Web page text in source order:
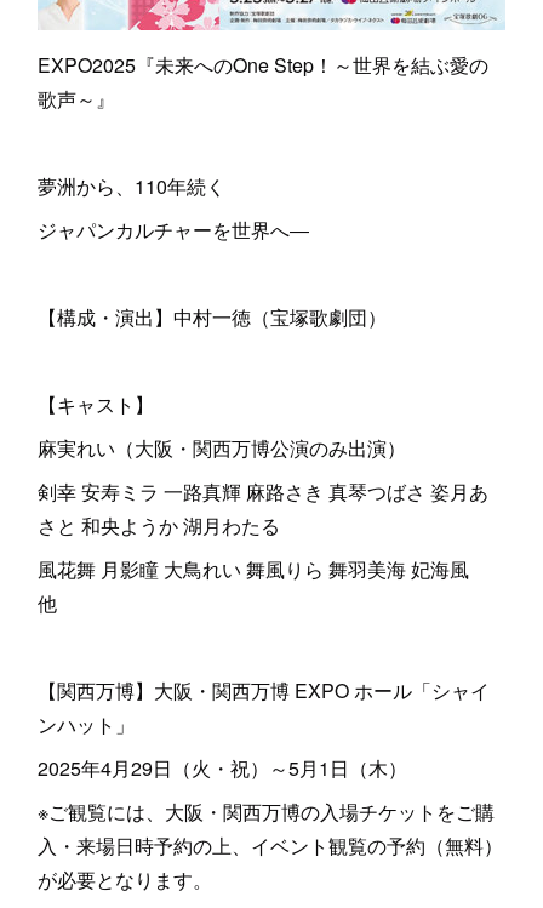
EXPO2025『未来へのOne Step！～世界を結ぶ愛の
歌声～』
夢洲から、110年続く
ジャパンカルチャーを世界へ―
【構成・演出】中村一徳（宝塚歌劇団）
【キャスト】
麻実れい（大阪・関西万博公演のみ出演）
剣幸 安寿ミラ 一路真輝 麻路さき 真琴つばさ 姿月あ
さと 和央ようか 湖月わたる
風花舞 月影瞳 大鳥れい 舞風りら 舞羽美海 妃海風
他
【関西万博】大阪・関西万博 EXPO ホール「シャイ
ンハット」
2025年4月29日（火・祝）～5月1日（木）
※ご観覧には、大阪・関西万博の入場チケットをご購
入・来場日時予約の上、イベント観覧の予約（無料）
が必要となります。